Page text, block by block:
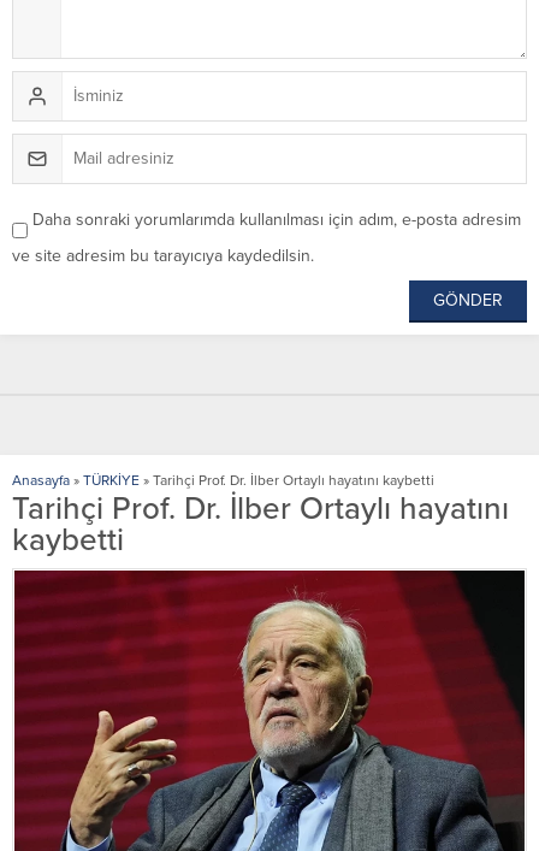
Daha sonraki yorumlarımda kullanılması için adım, e-posta adresim
ve site adresim bu tarayıcıya kaydedilsin.
Anasayfa » TÜRKİYE » Tarihçi Prof. Dr. İlber Ortaylı hayatını kaybetti
Tarihçi Prof. Dr. İlber Ortaylı hayatını
kaybetti